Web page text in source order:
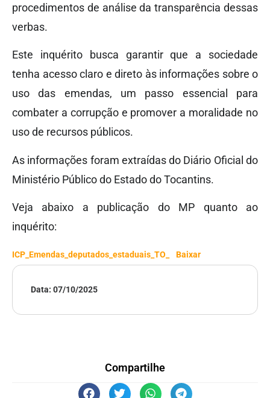
procedimentos de análise da transparência dessas
verbas.
Este inquérito busca garantir que a sociedade
tenha acesso claro e direto às informações sobre o
uso das emendas, um passo essencial para
combater a corrupção e promover a moralidade no
uso de recursos públicos.
As informações foram extraídas do Diário Oficial do
Ministério Público do Estado do Tocantins.
Veja abaixo a publicação do MP quanto ao
inquérito:
ICP_Emendas_deputados_estaduais_TO_ Baixar
Data: 07/10/2025
Compartilhe